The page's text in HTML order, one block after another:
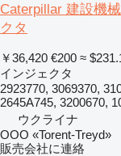
Caterpillar 建設機
クタ
￥36,420 €200 ≈
インジェクタ
2923770, 3069370,
2645A745, 3200670,
ウクライナ
OOO «Torent-Treyd»
販売会社に連絡